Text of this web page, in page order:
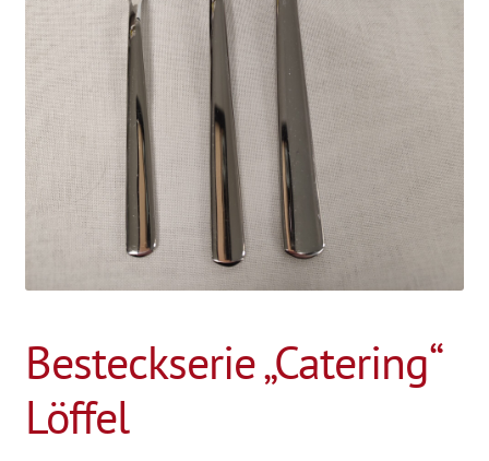
Besteckserie „Catering“
Löffel